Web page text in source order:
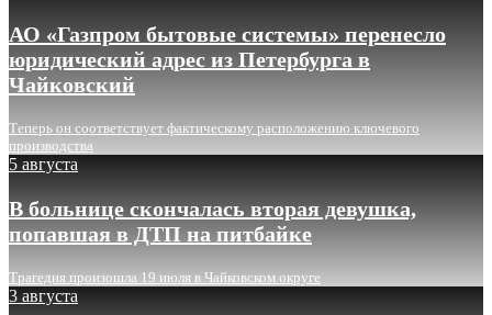
АО «Газпром бытовые системы» перенесло
юридический адрес из Петербурга в
Чайковский
Теперь он соответствует фактическому расположению ключевого
производства
5 августа
В больнице скончалась вторая девушка,
попавшая в ДТП на питбайке
Трагедия произошла 19 июля в Чайковском округе
3 августа